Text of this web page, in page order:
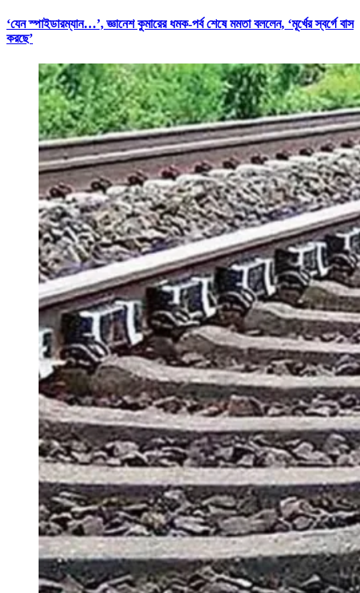
‘যেন স্পাইডারম্যান…’, জ্ঞানেশ কুমারের ধমক-পর্ব শেষে মমতা বললেন, ‘মূর্খের স্বর্গে বাস
করছে’